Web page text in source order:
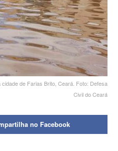
de Farias Brito, Ceará. Foto: Defesa
Civil do Ceará
no Facebook